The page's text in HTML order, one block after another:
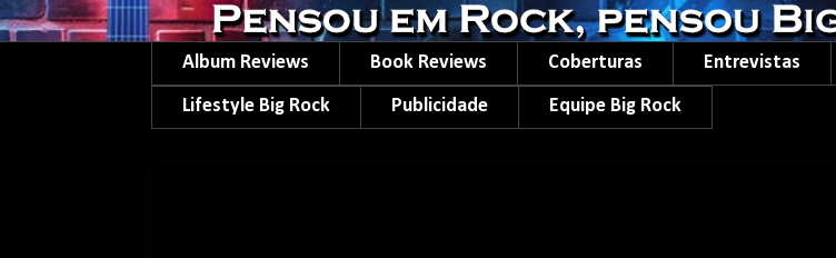
Album Reviews Book Reviews Coberturas Entrevistas
Lifestyle Big Rock Publicidade Equipe Big Rock